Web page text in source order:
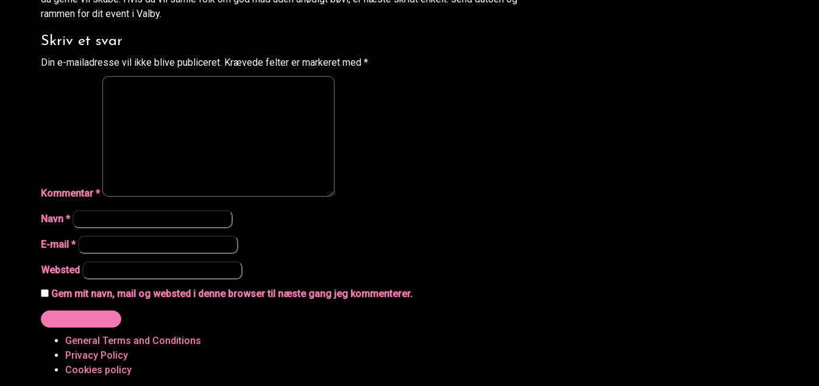
rammen for dit event i Valby.
Skriv et svar
Din e-mailadresse vil ikke blive publiceret. Krævede felter er markeret med *
Kommentar*
Navn *
E-mail *
Websted
Gem mit navn, mail og websted i denne browser til næste gang jeg kommenterer.
General Terms and Conditions
Privacy Policy
Cookies policy